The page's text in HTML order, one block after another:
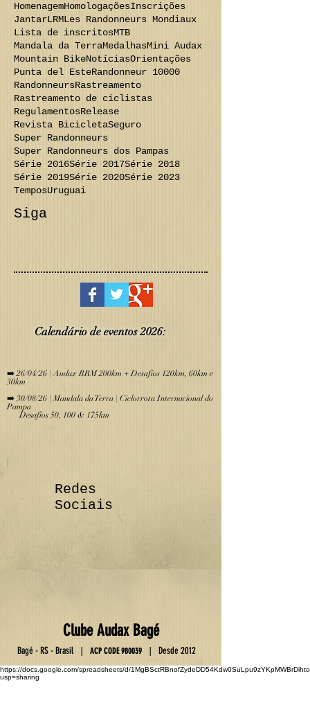
HomenagemHomologaçõesInscrições
JantarLRMLes Randonneurs Mondiaux
Lista de inscritosMTB
Mandala da TerraMedalhasMini Audax
Mountain BikeNotíciasOrientações
Punta del EsteRandonneur 10000
RandonneursRastreamento
Rastreamento de ciclistas
RegulamentosRelease
Revista BicicletaSeguro
Super Randonneurs
Super Randonneurs dos Pampas
Série 2016Série 2017Série 2018
Série 2019Série 2020Série 2023
TemposUruguai
Siga
Calendário de eventos 2026:
➡️ 26/04/26 | Audax BRM 200km + Desafios 120km, 60km e
30km
➡️ 30/08/26 | Mandala da Terra | Ciclorrota Internacional do
Pampa
Desafios 50, 100 & 175km
Redes
Sociais
ClubeAudax Bagé
Bagé - RS - Brasil|ACP CODE980039 |Desde 2012
https://docs.google.com/spreadsheets/d/
usp=sharing